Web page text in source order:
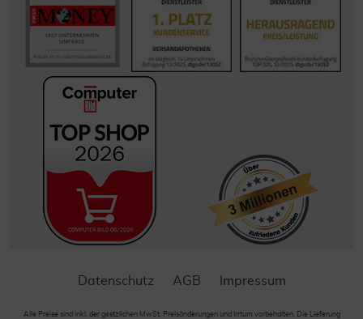
Datenschutz AGB Impressum
Alle Preise sind inkl. der gestzlichen MwSt. Preisänderungen und Irrtum vorbehalten. Die Lieferung